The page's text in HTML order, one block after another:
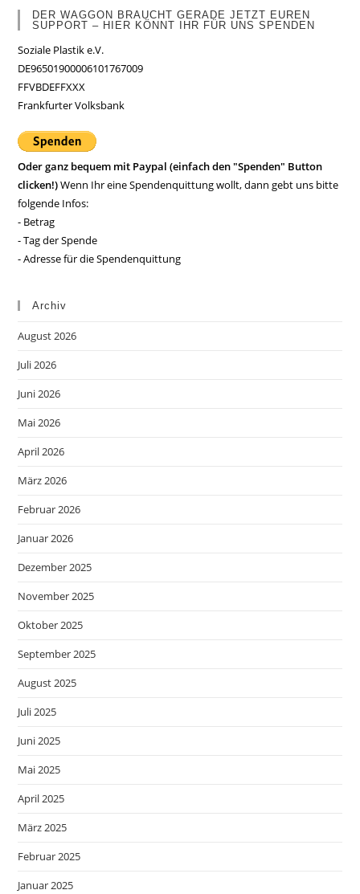
DER WAGGON BRAUCHT GERADE JETZT EUREN
SUPPORT – HIER KÖNNT IHR FÜR UNS SPENDEN
Soziale Plastik e.V.
DE96501900006101767009
FFVBDEFFXXX
Frankfurter Volksbank
Oder ganz bequem mit Paypal (einfach den "Spenden" Button
clicken!)Wenn Ihr eine Spendenquittung wollt, dann gebt uns bitte
folgende Infos:
- Betrag
- Tag der Spende
- Adresse für die Spendenquittung
Archiv
August 2026
Juli 2026
Juni 2026
Mai 2026
April 2026
März 2026
Februar 2026
Januar 2026
Dezember 2025
November 2025
Oktober 2025
September 2025
August 2025
Juli 2025
Juni 2025
Mai 2025
April 2025
März 2025
Februar 2025
Januar 2025